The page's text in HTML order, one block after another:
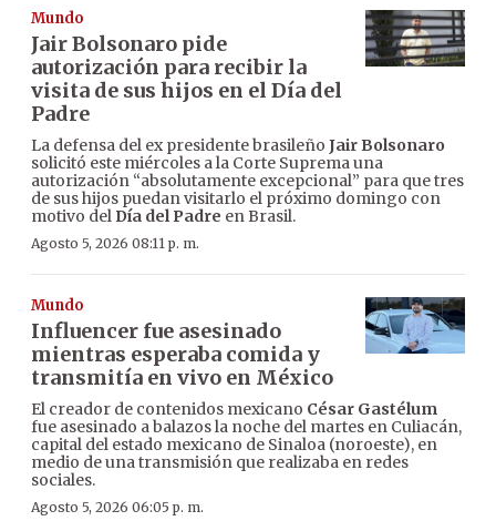
Mundo
Jair Bolsonaro pide
autorización para recibir la
visita de sus hijos en el Día del
Padre
La defensa del ex presidente brasileño Jair Bolsonaro
solicitó este miércoles a la Corte Suprema una
autorización “absolutamente excepcional” para que tres
de sus hijos puedan visitarlo el próximo domingo con
motivo del Día del Padre en Brasil.
Agosto 5, 2026 08:11 p. m.
Mundo
Influencer fue asesinado
mientras esperaba comida y
transmitía en vivo en México
El creador de contenidos mexicano César Gastélum
fue asesinado a balazos la noche del martes en Culiacán,
capital del estado mexicano de Sinaloa (noroeste), en
medio de una transmisión que realizaba en redes
sociales.
Agosto 5, 2026 06:05 p. m.